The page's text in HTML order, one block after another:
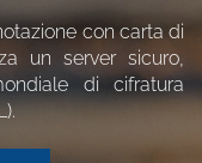
con carta di
un server sicuro,
di cifratura